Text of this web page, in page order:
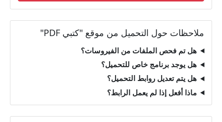
ملاحظات حول التحميل من موقع "كتبي PDF"
هل تم فحص الملفات من الفيروسات؟
هل يوجد برنامج خاص للتحميل؟
هل يتم تعديل روابط التحميل؟
ماذا أفعل إذا لم يعمل الرابط؟